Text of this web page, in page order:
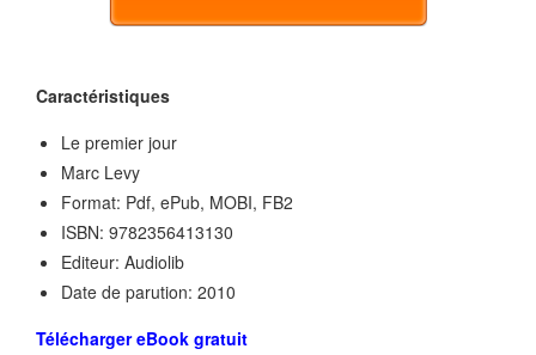
Caractéristiques
Le premier jour
Marc Levy
Format: Pdf, ePub, MOBI, FB2
ISBN: 9782356413130
Editeur: Audiolib
Date de parution: 2010
Télécharger eBook gratuit